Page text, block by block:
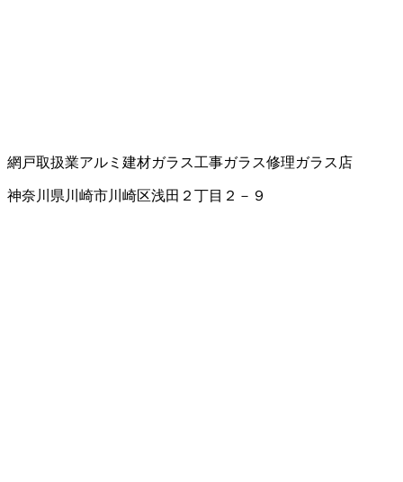
網戸取扱業アルミ建材ガラス工事ガラス修理ガラス店
神奈川県川崎市川崎区浅田２丁目２－９